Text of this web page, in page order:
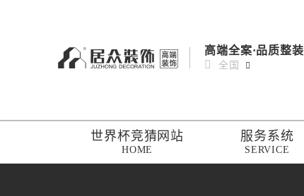
高端全案·品质整装
全国
世界杯竞猜网站
HOME
服务系统
SERVICE